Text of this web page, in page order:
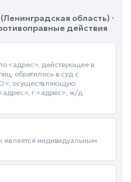
область) ·
действия
<адрес>, действующее в
обратилось в суд с
осуществляющую
г.<адрес>, ж/д
является индивидуальным